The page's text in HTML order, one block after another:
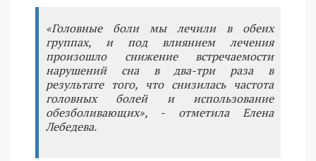
«Головные боли мы лечили в обеих
группах, и под влиянием лечения
произошло снижение встречаемости
нарушений сна в два-три раза в
результате того, что снизилась частота
головных болей и использование
обезболивающих», - отметила Елена
Лебедева.